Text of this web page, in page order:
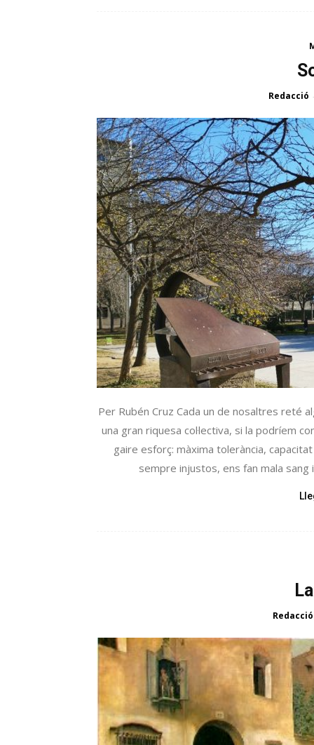
Redacció
Per Rubén Cruz Cada un de nosaltres reté
una gran riquesa col·lectiva, si la podríem
gaire esforç: màxima tolerància,
sempre injustos, ens fan mala
Redacció